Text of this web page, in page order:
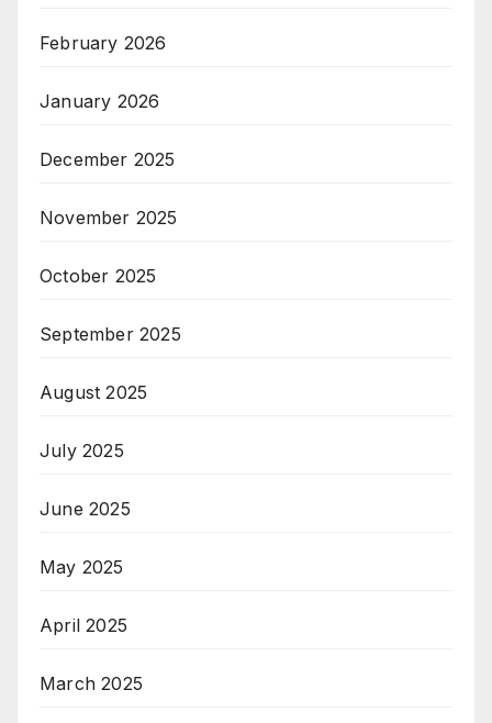
February 2026
January 2026
December 2025
November 2025
October 2025
September 2025
August 2025
July 2025
June 2025
May 2025
April 2025
March 2025